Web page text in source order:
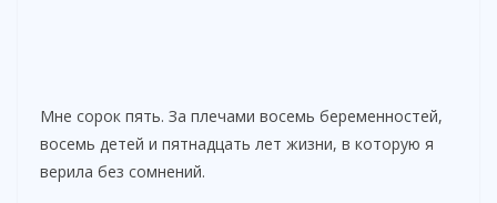
Мне сорок пять. За плечами восемь беременностей,
восемь детей и пятнадцать лет жизни, в которую я
верила без сомнений.